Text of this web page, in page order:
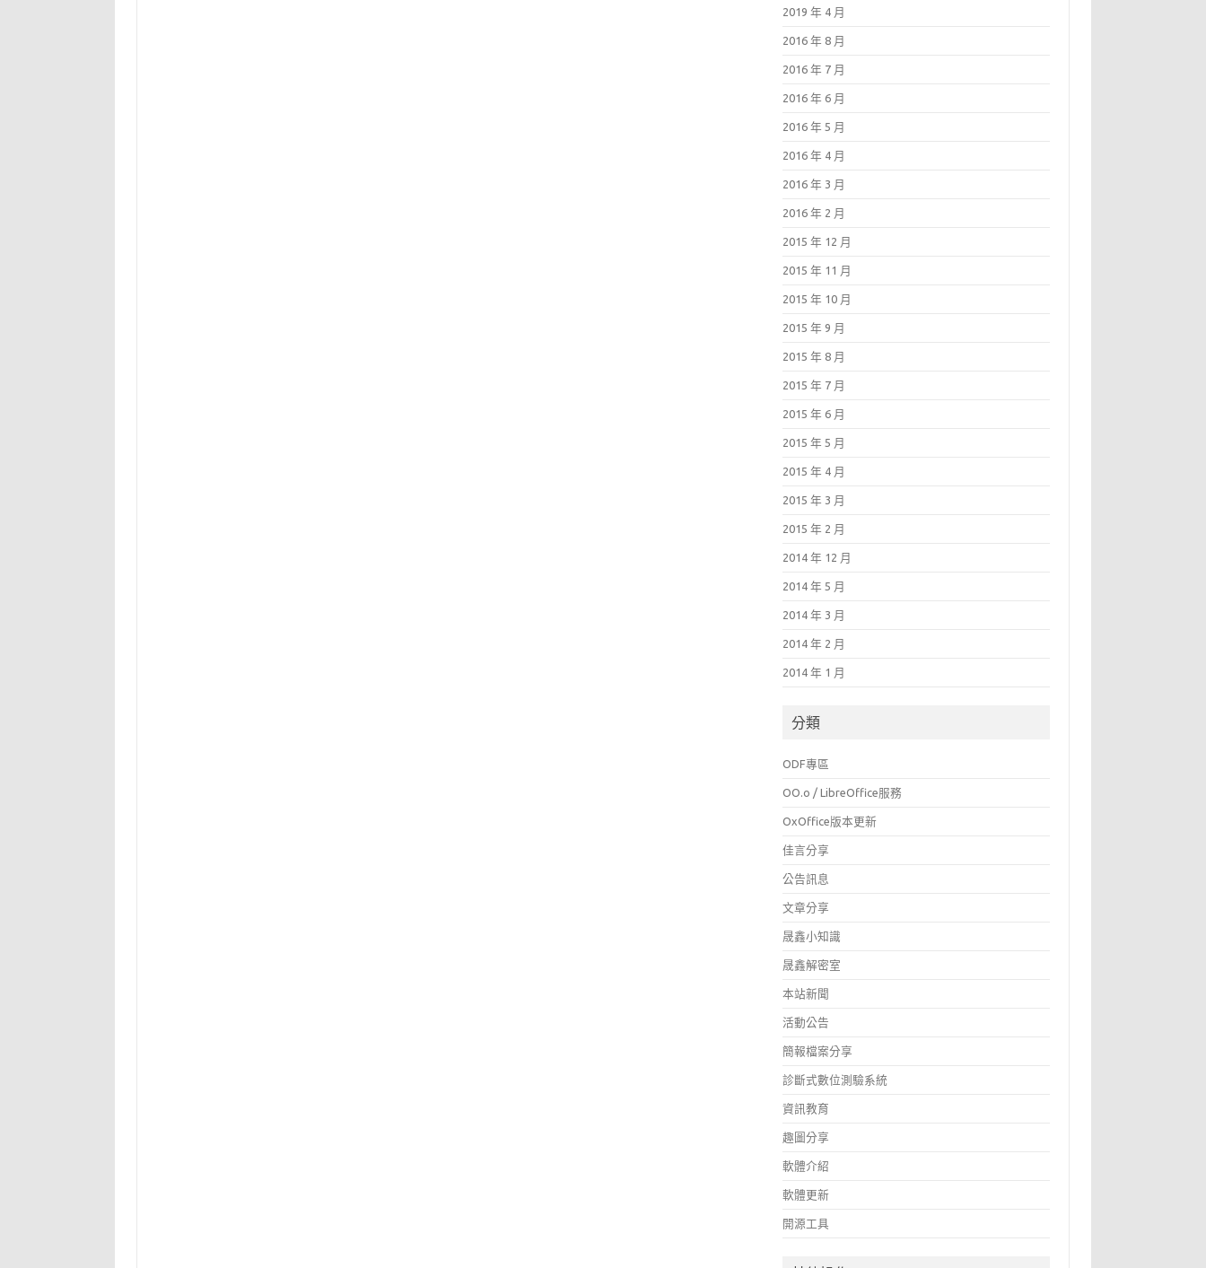
2019 年 4 月
2016 年 8 月
2016 年 7 月
2016 年 6 月
2016 年 5 月
2016 年 4 月
2016 年 3 月
2016 年 2 月
2015 年 12 月
2015 年 11 月
2015 年 10 月
2015 年 9 月
2015 年 8 月
2015 年 7 月
2015 年 6 月
2015 年 5 月
2015 年 4 月
2015 年 3 月
2015 年 2 月
2014 年 12 月
2014 年 5 月
2014 年 3 月
2014 年 2 月
2014 年 1 月
分類
ODF專區
OO.o / LibreOffice服務
OxOffice版本更新
佳言分享
公告訊息
文章分享
晟鑫小知識
晟鑫解密室
本站新聞
活動公告
簡報檔案分享
診斷式數位測驗系統
資訊教育
趣圖分享
軟體介紹
軟體更新
開源工具